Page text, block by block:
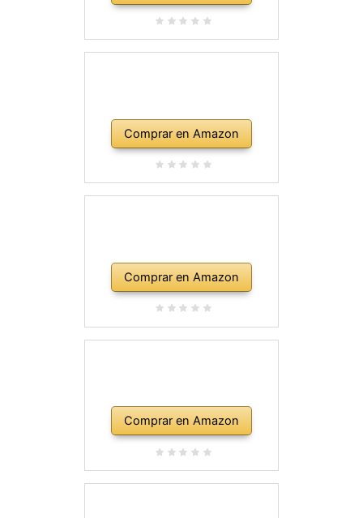
Comprar en Amazon
Comprar en Amazon
Comprar en Amazon